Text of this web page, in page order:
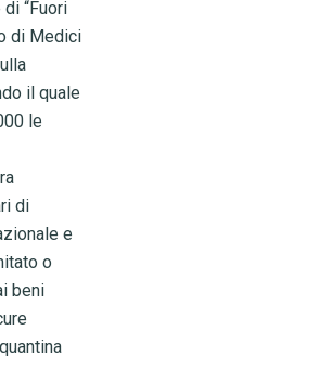
“Fuori
di Medici
il quale
le
di
e
o
beni